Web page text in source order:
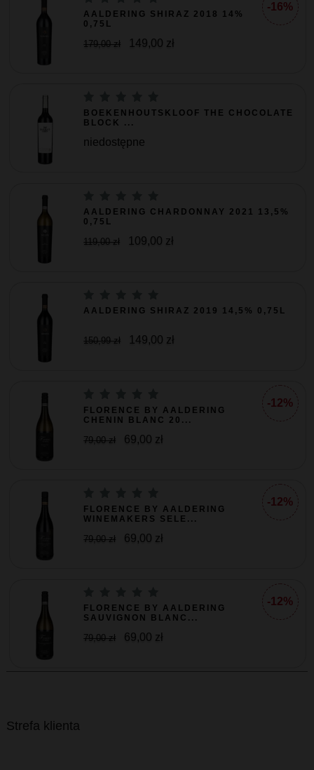
-16%
AALDERING SHIRAZ 2018 14%
0,75L
179,00 zł 149,00 zł
BOEKENHOUTSKLOOF THE CHOCOLATE
BLOCK ...
niedostępne
AALDERING CHARDONNAY 2021 13,5%
0,75L
119,00 zł 109,00 zł
AALDERING SHIRAZ 2019 14,5% 0,75L
150,99 zł 149,00 zł
-12%
FLORENCE BY AALDERING
CHENIN BLANC 20...
79,00 zł 69,00 zł
-12%
FLORENCE BY AALDERING
WINEMAKERS SELE...
79,00 zł 69,00 zł
-12%
FLORENCE BY AALDERING
SAUVIGNON BLANC...
79,00 zł 69,00 zł
Strefa klienta